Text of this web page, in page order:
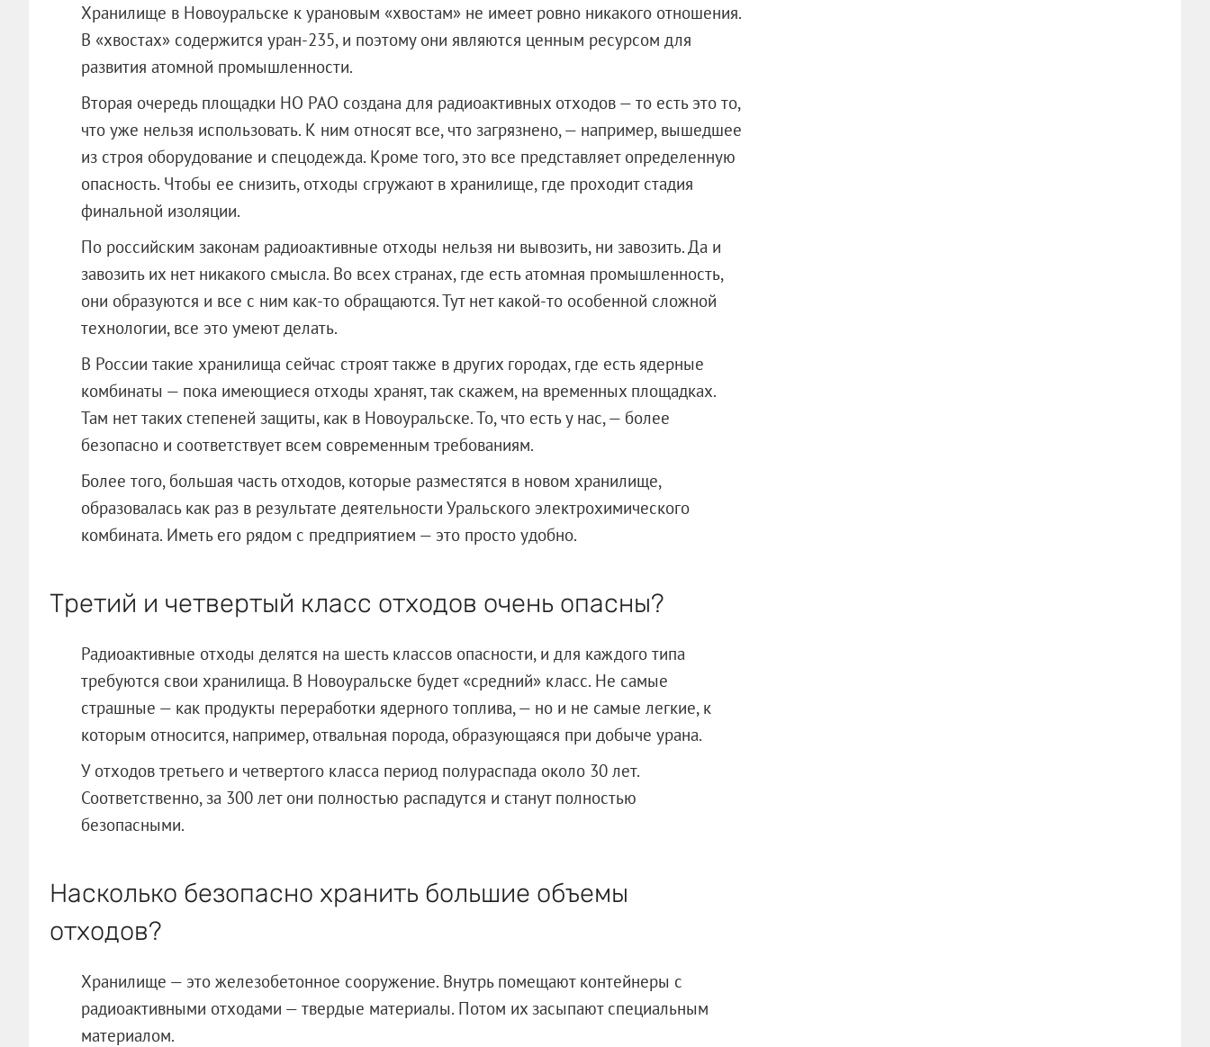
Хранилище в Новоуральске к урановым «хвостам» не имеет ровно никакого отношения.
В «хвостах» содержится уран-235, и поэтому они являются ценным ресурсом для
развития атомной промышленности.
Вторая очередь площадки НО РАО создана для радиоактивных отходов — то есть это то,
что уже нельзя использовать. К ним относят все, что загрязнено, — например, вышедшее
из строя оборудование и спецодежда. Кроме того, это все представляет определенную
опасность. Чтобы ее снизить, отходы сгружают в хранилище, где проходит стадия
финальной изоляции.
По российским законам радиоактивные отходы нельзя ни вывозить, ни завозить. Да и
завозить их нет никакого смысла. Во всех странах, где есть атомная промышленность,
они образуются и все с ним как-то обращаются. Тут нет какой-то особенной сложной
технологии, все это умеют делать.
В России такие хранилища сейчас строят также в других городах, где есть ядерные
комбинаты — пока имеющиеся отходы хранят, так скажем, на временных площадках.
Там нет таких степеней защиты, как в Новоуральске. То, что есть у нас, — более
безопасно и соответствует всем современным требованиям.
Более того, большая часть отходов, которые разместятся в новом хранилище,
образовалась как раз в результате деятельности Уральского электрохимического
комбината. Иметь его рядом с предприятием — это просто удобно.
Третий и четвертый класс отходов очень опасны?
Радиоактивные отходы делятся на шесть классов опасности, и для каждого типа
требуются свои хранилища. В Новоуральске будет «средний» класс. Не самые
страшные — как продукты переработки ядерного топлива, — но и не самые легкие, к
которым относится, например, отвальная порода, образующаяся при добыче урана.
У отходов третьего и четвертого класса период полураспада около 30 лет.
Соответственно, за 300 лет они полностью распадутся и станут полностью
безопасными.
Насколько безопасно хранить большие объемы
отходов?
Хранилище — это железобетонное сооружение. Внутрь помещают контейнеры с
радиоактивными отходами — твердые материалы. Потом их засыпают специальным
материалом.